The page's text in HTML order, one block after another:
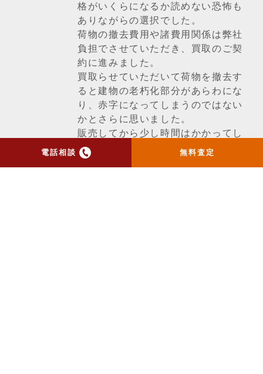
電話相談 無料査定
格がいくらになるか読めない恐怖も
ありながらの選択でした。
荷物の撤去費用や諸費用関係は弊社
負担でさせていただき、買取のご契
約に進みました。
買取らせていただいて荷物を撤去す
ると建物の老朽化部分があらわにな
り、赤字になってしまうのではない
かとさらに思いました。
販売してから少し時間はかかってし
まいましたが、物件とエリアで気に
入って下さったお客様にご売却する